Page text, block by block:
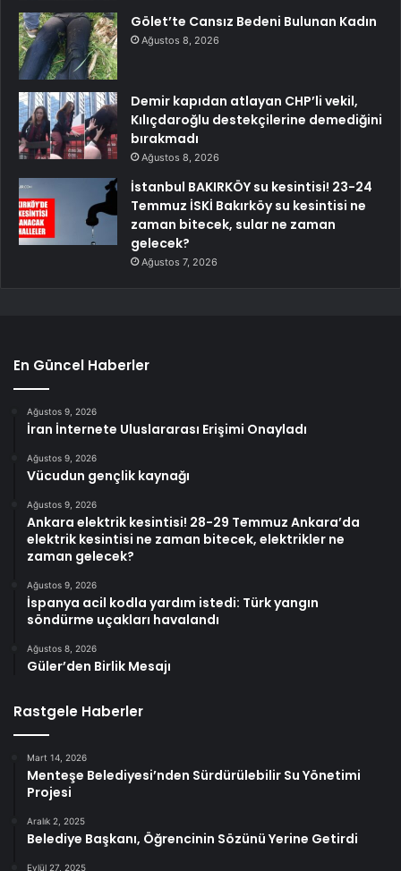
Gölet’te Cansız Bedeni Bulunan Kadın
Ağustos 8, 2026
Demir kapıdan atlayan CHP’li vekil,
Kılıçdaroğlu destekçilerine demediğini
bırakmadı
Ağustos 8, 2026
İstanbul BAKIRKÖY su kesintisi! 23-24
Temmuz İSKİ Bakırköy su kesintisi ne
zaman bitecek, sular ne zaman
gelecek?
Ağustos 7, 2026
En Güncel Haberler
Ağustos 9, 2026
İran İnternete Uluslararası Erişimi Onayladı
Ağustos 9, 2026
Vücudun gençlik kaynağı
Ağustos 9, 2026
Ankara elektrik kesintisi! 28-29 Temmuz Ankara’da
elektrik kesintisi ne zaman bitecek, elektrikler ne
zaman gelecek?
Ağustos 9, 2026
İspanya acil kodla yardım istedi: Türk yangın
söndürme uçakları havalandı
Ağustos 8, 2026
Güler’den Birlik Mesajı
Rastgele Haberler
Mart 14, 2026
Menteşe Belediyesi’nden Sürdürülebilir Su Yönetimi
Projesi
Aralık 2, 2025
Belediye Başkanı, Öğrencinin Sözünü Yerine Getirdi
Eylül 27, 2025